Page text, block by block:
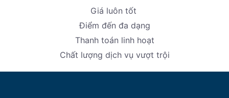
Giá luôn tốt
Điểm đến đa dạng
Thanh toán linh hoạt
Chất lượng dịch vụ vượt trội